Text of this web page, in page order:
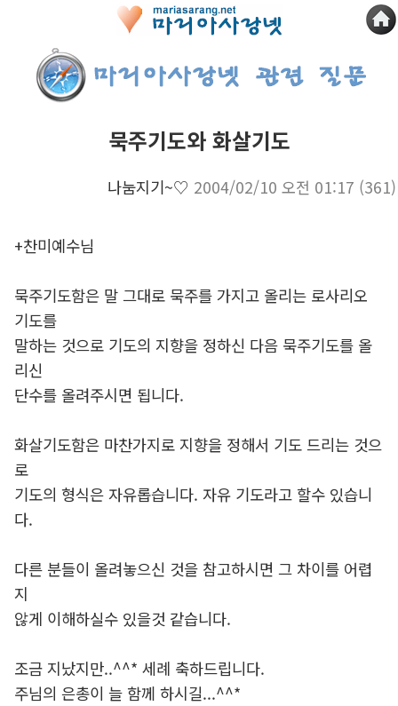
묵주기도와 화살기도
나눔지기~♡ 2004/02/10 오전 01:17 (361)
+찬미예수님
묵주기도함은 말 그대로 묵주를 가지고 올리는 로사리오
기도를
말하는 것으로 기도의 지향을 정하신 다음 묵주기도를 올
리신
단수를 올려주시면 됩니다.
화살기도함은 마찬가지로 지향을 정해서 기도 드리는 것으
로
기도의 형식은 자유롭습니다. 자유 기도라고 할수 있습니
다.
다른 분들이 올려놓으신 것을 참고하시면 그 차이를 어렵
지
않게 이해하실수 있을것 같습니다.
조금 지났지만..^^* 세례 축하드립니다.
주님의 은총이 늘 함께 하시길...^^*